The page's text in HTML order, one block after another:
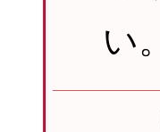
い。